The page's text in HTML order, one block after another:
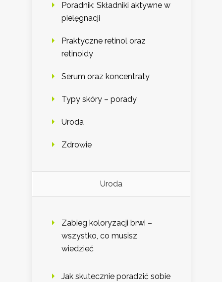
Poradnik: Składniki aktywne w
pielęgnacji
Praktyczne retinol oraz
retinoidy
Serum oraz koncentraty
Typy skóry – porady
Uroda
Zdrowie
Uroda
Zabieg koloryzacji brwi –
wszystko, co musisz
wiedzieć
Jak skutecznie poradzić sobie